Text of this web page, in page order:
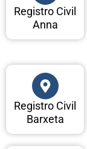
Registro Civil
Anna
Registro Civil
Barxeta